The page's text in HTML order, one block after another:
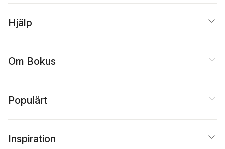
Hjälp
Om Bokus
Populärt
Inspiration